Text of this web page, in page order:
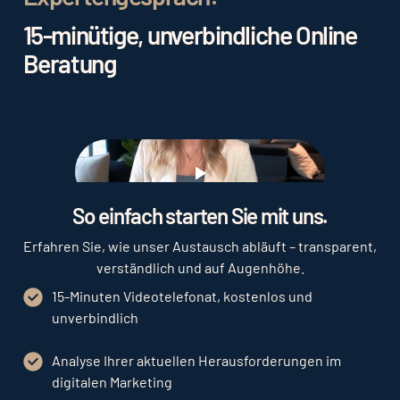
15-minütige, unverbindliche Online
Beratung
Play
So einfach starten Sie mit uns.
Erfahren Sie, wie unser Austausch abläuft – transparent,
verständlich und auf Augenhöhe.
15-Minuten Videotelefonat, kostenlos und
unverbindlich
Analyse Ihrer aktuellen Herausforderungen im
digitalen Marketing